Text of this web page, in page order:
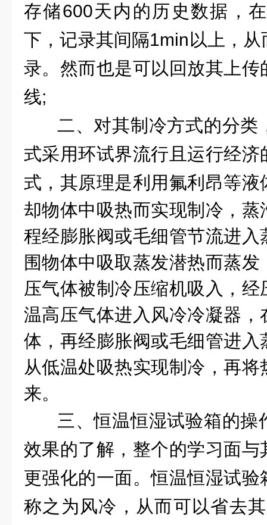
存储600天内的历史数据，
下，记录其间隔1min以上，
录。然而也是可以回放其上
线;
二、对其制冷方式的分类
式采用环试界流行且运行经
式， 其原理是利用氟利昂等
却物体中吸热而实现制冷，
程经膨胀阀或毛细管节流进
围物体中吸取蒸发潜热而蒸
压气体被制冷压缩机吸入，
温高压气体进入风冷冷凝器
体，再经膨胀阀或毛细管进
从低温处吸热实现制冷，再
来。
三、恒温恒湿试验箱的操
效果的了解，整个的学习面
更强化的一面。恒温恒湿试
称之为风冷，从而可以省去